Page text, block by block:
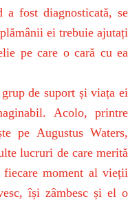
a fost diagnosticată, se
ei trebuie ajutați
pe care o cară cu ea
de suport și viața ei
Acolo, printre
pe Augustus Waters,
lucruri de care merită
moment al vieții
își zâmbesc și el o